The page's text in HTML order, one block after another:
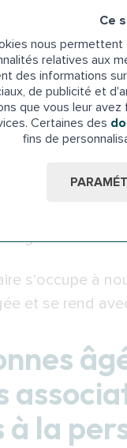
Ce
nous permettent
relatives aux
des informations
de publicité et
que vous leur
Certaines des
fins de
fauteuil
une
aux
Celle-ci
en charge
procède à
coupés,
gare et l'aide
s'occupe à
et se rend
la